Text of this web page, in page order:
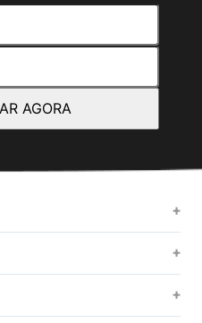
AGORA
+
+
+